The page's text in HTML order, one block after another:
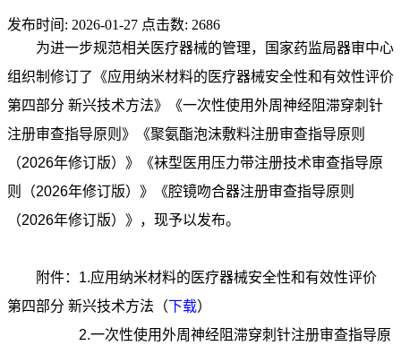
发布时间: 2026-01-27 点击数: 2686
为进一步规范相关医疗器械的管理，国家药监局器审中心
组织制修订了《应用纳米材料的医疗器械安全性和有效性评价
第四部分 新兴技术方法》《一次性使用外周神经阻滞穿刺针
注册审查指导原则》《聚氨酯泡沫敷料注册审查指导原则
（2026年修订版）》《袜型医用压力带注册技术审查指导原
则（2026年修订版）》《腔镜吻合器注册审查指导原则
（2026年修订版）》，现予以发布。
附件：1.应用纳米材料的医疗器械安全性和有效性评价
第四部分 新兴技术方法（下载）
2.一次性使用外周神经阻滞穿刺针注册审查指导原